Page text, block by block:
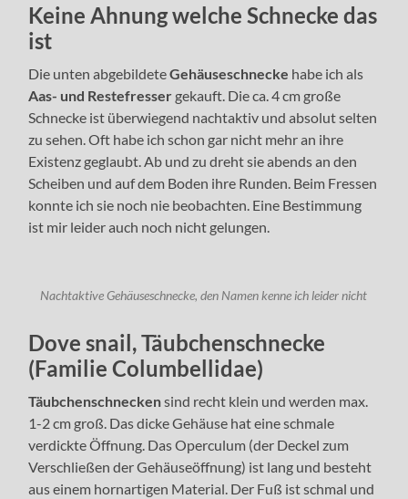
Keine Ahnung welche Schnecke das
ist
Die unten abgebildeteGehäuseschnecke habe ich als
Aas- und Restefresser gekauft. Die ca. 4 cm große
Schnecke ist überwiegend nachtaktiv und absolut selten
zu sehen. Oft habe ich schon gar nicht mehr an ihre
Existenz geglaubt. Ab und zu dreht sie abends an den
Scheiben und auf dem Boden ihre Runden. Beim Fressen
konnte ich sie noch nie beobachten. Eine Bestimmung
ist mir leider auch noch nicht gelungen.
Nachtaktive Gehäuseschnecke, den Namen kenne ich leider nicht
Dove snail, Täubchenschnecke
(Familie Columbellidae)
Täubchenschneckensind recht klein und werden max.
1-2 cm groß. Das dicke Gehäuse hat eine schmale
verdickte Öffnung. Das Operculum (der Deckel zum
Verschließen der Gehäuseöffnung) ist lang und besteht
aus einem hornartigen Material. Der Fuß ist schmal und